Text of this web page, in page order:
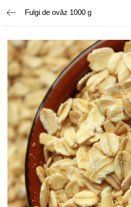
Fulgi de ovăz 1000 g
AUTENTIFICARE
Introduceți numele de utilizator și
Amintește-ți de mine
Ai uitat